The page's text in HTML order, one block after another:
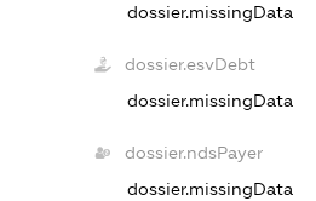
dossier.missingData
dossier.esvDebt
dossier.missingData
dossier.ndsPayer
dossier.missingData